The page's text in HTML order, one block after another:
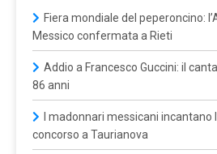
Fiera mondiale del peperoncino:
Messico confermata a Rieti
Addio a Francesco Guccini: il
86 anni
I madonnari messicani incantano
concorso a Taurianova